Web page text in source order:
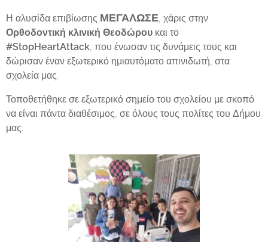
Η αλυσίδα επιβίωσης ΜΕΓΑΛΩΣΕ, χάρις στην
Ορθοδοντική κλινική Θεοδώρου και το
#StopHeartAttack, που ένωσαν τις δυνάμεις τους και
δώρισαν έναν εξωτερικό ημιαυτόματο απινιδωτή, στα
σχολεία μας.
Τοποθετήθηκε σε εξωτερικό σημείο του σχολείου με σκοπό
να είναι πάντα διαθέσιμος, σε όλους τους πολίτες του Δήμου
μας.